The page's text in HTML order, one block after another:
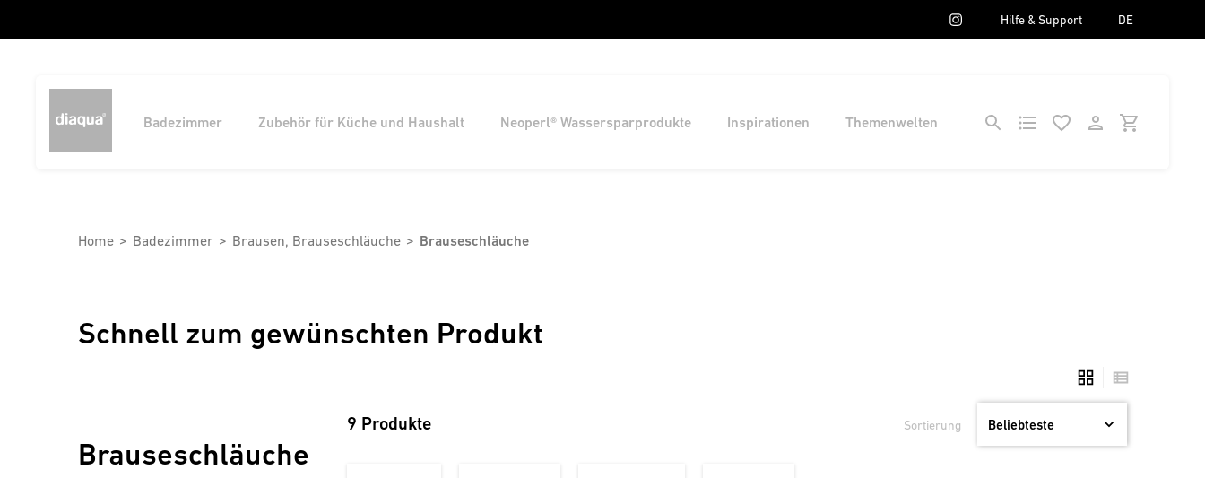
Hilfe & Support DE
Badezimmer Zubehör für Küche und Haushalt Neoperl® Wassersparprodukte Inspirationen Themenwelten
Home Badezimmer Brausen, Brauseschläuche Brauseschläuche
Schnell zum gewünschten Produkt
Brauseschläuche
9 Produkte Sortierung